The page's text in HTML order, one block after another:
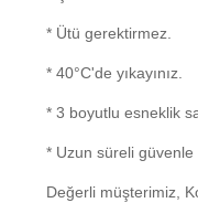
* Ütü gerektirmez.
* 40°C'de yıkayınız.
* 3 boyutlu esneklik
* Uzun süreli güvenle
Değerli müşterimiz,